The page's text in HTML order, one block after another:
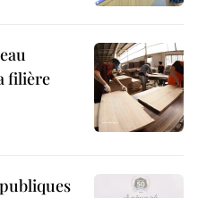
filière